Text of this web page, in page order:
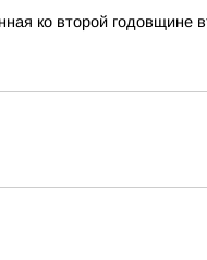
ко второй